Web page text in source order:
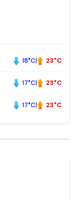
18°C| 23°C
17°C| 23°C
17°C| 23°C